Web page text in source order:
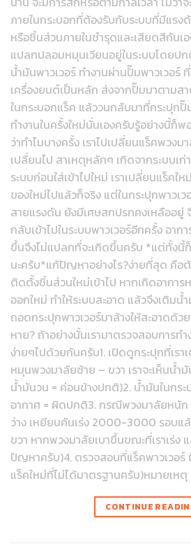
ภายในกระบอกที่ต้องรับกับระบบที่มีแรง
หรือชิ้นส่วนภายในชำรุดและเสียดสีกันเ
แปลกปลอมหมุนเวียนอยู่ในระบบโดยปก
น้ำมันพาวเวอร์ ทำงานผ่านปั๊มพาวเวอ
เครื่องยนต์เป็นหลัก ส่งจากปั๊มมาตามสา
ในกระบอกแร็ค แล้ววนกลับมาที่กระปุกปั๊
ทำงานในครั้งใหม่นั่นเองครับรู้อย่างนี้ก็พ
ว่าทำไมบางครั้ง เราไปเปลี่ยนแร็คพวง
เปลี่ยนไป สาเหตุหลักๆ เกิดจากระบบเ
ระบบก่อนใส่เข้าไปใหม่ เราเปลี่ยนแร็คใ
ของใหม่ไปแล้วก็จริง แต่ในกระปุกพาวเ
สายแรงดัน ยังมีเศษสกปรกคงเหลืออยู่
กลับเข้าไปในระบบพาวเวอร์อีกครั้ง อา
ขึ้นจึงไม่แปลกที่จะเกิดขึ้นครับ *แต่ทั้งนี้
นะครับ*แก้ปัญหาอย่างไร?ง่ายที่สุด คือ
ติดตั้งชิ้นส่วนใหม่เข้าไป หากเกิดอากา
ออกใหม่ ทำให้ระบบสะอาด แล้วจึงเติมน้
ถอดกระปุกพาวเวอร์มาล้างให้สะอาดด้ว
หาย? ถ้าอย่างนั้นเรามาตรวจสอบการท
ง่ายๆไปด้วยกันครับ1. เปิดดูกระปุกที่เรา
หมุนพวงมาลัยซ้าย – ขวา เราจะเห็นน้ำ
น้ำมันวน = ค่อนข้างปกติ)2. น้ำมันในกร
อากาศ = ผิดปกติ3. กรณีพวงมาลัยหนัก
ว่าง เหยียบคันเร่ง 2000-3000 รอบแ
ขวา หากพวงมาลัยเบาขึ้นขณะที่เราเร่ง
ปัญหาครับ)4. ตรวจสอบที่แร็คพาวเวอ
แร็คใหม่ที่ไม่ได้มาตรฐานครับ)หมายเห
CONTINUE